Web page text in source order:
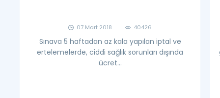
07 Mart 2018 40426
Sınava 5 haftadan az kala yapılan iptal ve
ertelemelerde, ciddi sağlık sorunları dışında
ücret...